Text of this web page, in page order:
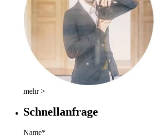
mehr >
Schnellanfrage
Name*